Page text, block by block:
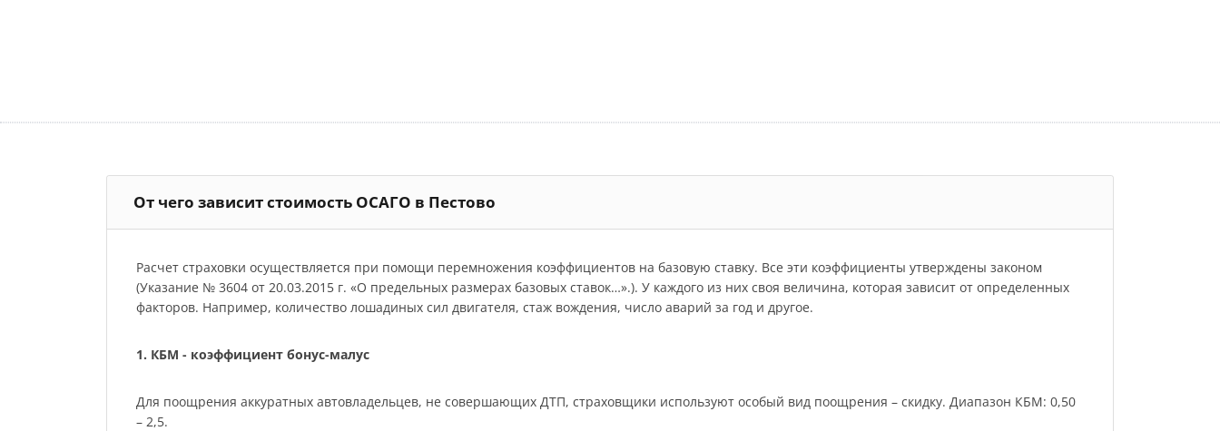
От чего зависит стоимость ОСАГО в Пестово
Расчет страховки осуществляется при помощи перемножения коэффициентов на базовую ставку. Все эти коэффициенты утверждены законом
(Указание № 3604 от 20.03.2015 г. «О предельных размерах базовых ставок…».). У каждого из них своя величина, которая зависит от определенных
факторов. Например, количество лошадиных сил двигателя, стаж вождения, число аварий за год и другое.
1. КБМ - коэффициент бонус-малус
Для поощрения аккуратных автовладельцев, не совершающих ДТП, страховщики используют особый вид поощрения – скидку. Диапазон КБМ: 0,50
– 2,5.